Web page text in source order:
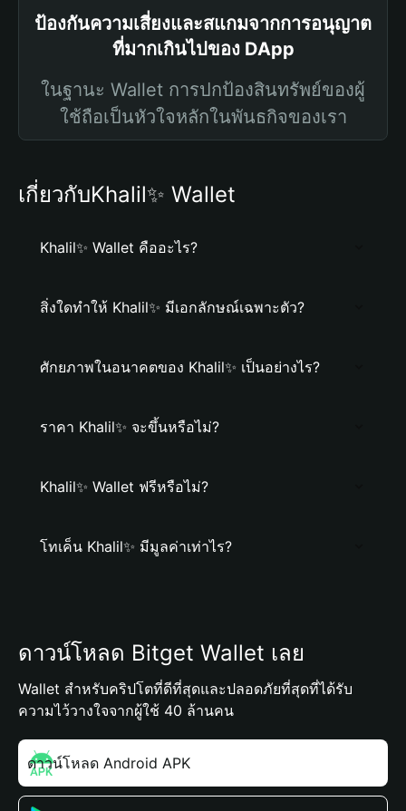
ป้องกันความเสี่ยงและสแกมจากการอนุญาต
ที่มากเกินไปของ DApp
ในฐานะ Wallet การปกป้องสินทรัพย์ของผู้
ใช้ถือเป็นหัวใจหลักในพันธกิจของเรา
เกี่ยวกับKhalil✨ Wallet
Khalil✨ Wallet คืออะไร?
สิ่งใดทำให้ Khalil✨ มีเอกลักษณ์เฉพาะตัว?
ศักยภาพในอนาคตของ Khalil✨ เป็นอย่างไร?
ราคา Khalil✨ จะขึ้นหรือไม่?
Khalil✨ Wallet ฟรีหรือไม่?
โทเค็น Khalil✨ มีมูลค่าเท่าไร?
ดาวน์โหลด Bitget Wallet เลย
Wallet สำหรับคริปโตที่ดีที่สุดและปลอดภัยที่สุดที่ได้รับ
ความไว้วางใจจากผู้ใช้ 40 ล้านคน
ดาวน์โหลด Android APK